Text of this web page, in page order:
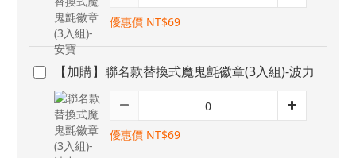
優惠價 NT$69
【加購】聯名款替換式魔鬼氈徽章(3入組)-波力
優惠價 NT$69